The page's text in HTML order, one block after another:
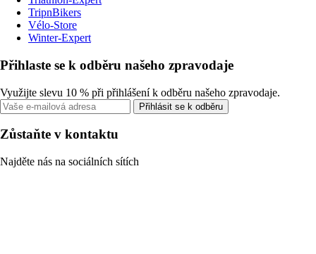
TripnBikers
Vélo-Store
Winter-Expert
Přihlaste se k odběru našeho zpravodaje
Využijte slevu 10 % při přihlášení k odběru našeho zpravodaje.
Přihlásit se k odběru
Zůstaňte v kontaktu
Najděte nás na sociálních sítích